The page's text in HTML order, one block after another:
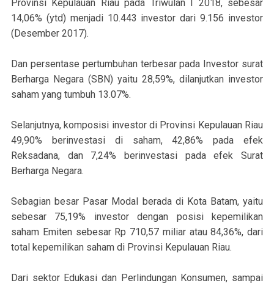
Provinsi Kepulauan Riau pada Triwulan I 2018, sebesar
14,06% (ytd) menjadi 10.443 investor dari 9.156 investor
(Desember 2017).
Dan persentase pertumbuhan terbesar pada Investor surat
Berharga Negara (SBN) yaitu 28,59%, dilanjutkan investor
saham yang tumbuh 13.07%.
Selanjutnya, komposisi investor di Provinsi Kepulauan Riau
49,90% berinvestasi di saham, 42,86% pada efek
Reksadana, dan 7,24% berinvestasi pada efek Surat
Berharga Negara.
Sebagian besar Pasar Modal berada di Kota Batam, yaitu
sebesar 75,19% investor dengan posisi kepemilikan
saham Emiten sebesar Rp 710,57 miliar atau 84,36%, dari
total kepemilikan saham di Provinsi Kepulauan Riau.
Dari sektor Edukasi dan Perlindungan Konsumen, sampai